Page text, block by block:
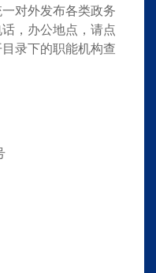
对外发布各类政务
，办公地点，请点
录下的职能机构查